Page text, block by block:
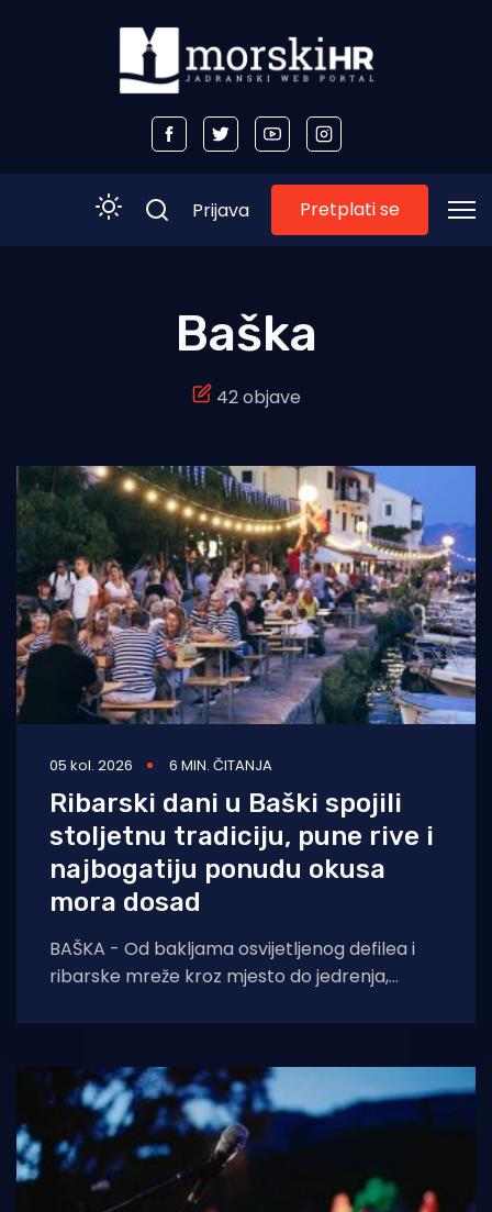
Otoci
Turizam i nautika
Pomorstvo
Ribolov
Ekologija
Tradicija i kultura
Prijava Pretplati se
Baška
42 objave
05 kol. 2026 6 MIN. ČITANJA
Ribarski dani u Baški spojili
stoljetnu tradiciju, pune rive i
najbogatiju ponudu okusa
mora dosad
BAŠKA - Od bakljama osvijetljenog defilea i
ribarske mreže kroz mjesto do jedrenja,
trodnevna manifestacija još